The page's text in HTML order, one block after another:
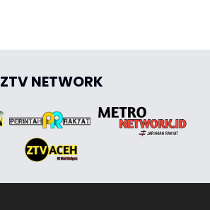
ZTV NETWORK